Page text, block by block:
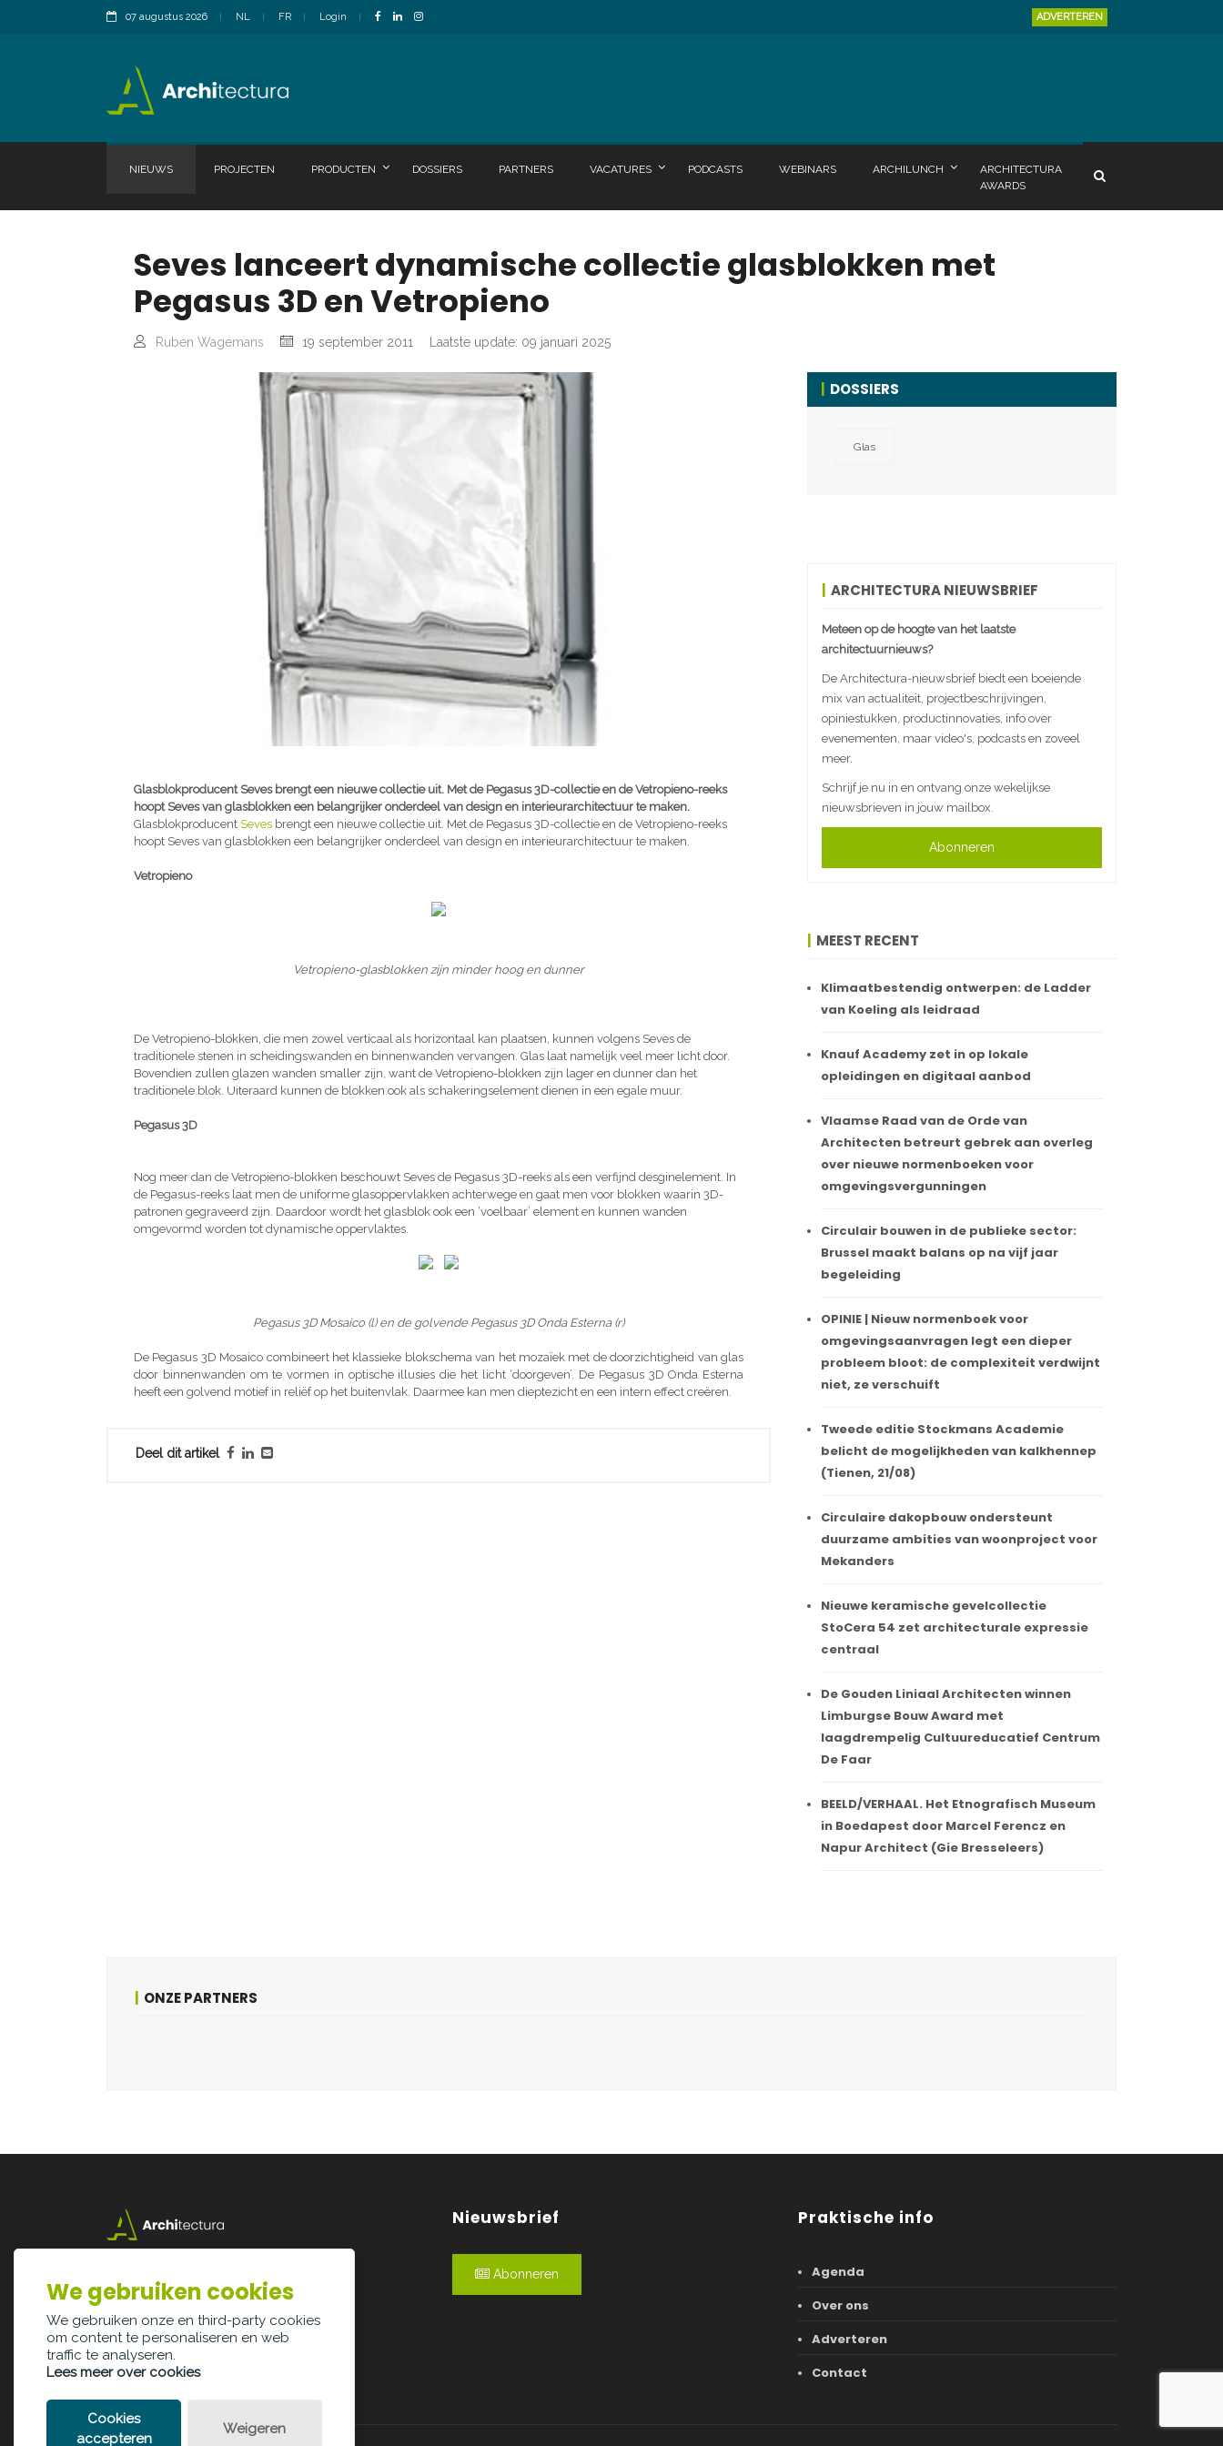
07 augustus 2026 NL FR Login ADVERTEREN
NIEUWS PROJECTEN PRODUCTEN DOSSIERS PARTNERS VACATURES PODCASTS WEBINARS ARCHILUNCH
ARCHITECTURA
AWARDS
Seves lanceert dynamische collectie glasblokken met
Pegasus 3D en Vetropieno
Ruben Wagemans 19 september 2011 Laatste update: 09 januari 2025
Glasblokproducent Seves brengt een nieuwe collectie uit. Met de Pegasus 3D-collectie en de Vetropieno-reeks
hoopt Seves van glasblokken een belangrijker onderdeel van design en interieurarchitectuur te maken.
Glasblokproducent Seves brengt een nieuwe collectie uit. Met de Pegasus 3D-collectie en de Vetropieno-reeks
hoopt Seves van glasblokken een belangrijker onderdeel van design en interieurarchitectuur te maken.
Vetropieno
Vetropieno-glasblokken zijn minder hoog en dunner
De Vetropieno-blokken, die men zowel verticaal als horizontaal kan plaatsen, kunnen volgens Seves de
traditionele stenen in scheidingswanden en binnenwanden vervangen. Glas laat namelijk veel meer licht door.
Bovendien zullen glazen wanden smaller zijn, want de Vetropieno-blokken zijn lager en dunner dan het
traditionele blok. Uiteraard kunnen de blokken ook als schakeringselement dienen in een egale muur.
Pegasus 3D
Nog meer dan de Vetropieno-blokken beschouwt Seves de Pegasus 3D-reeks als een verfijnd desginelement. In
de Pegasus-reeks laat men de uniforme glasoppervlakken achterwege en gaat men voor blokken waarin 3D-
patronen gegraveerd zijn. Daardoor wordt het glasblok ook een ‘voelbaar’ element en kunnen wanden
omgevormd worden tot dynamische oppervlaktes.
Pegasus 3D Mosaico (l) en de golvende Pegasus 3D Onda Esterna (r)
De Pegasus 3D Mosaico combineert het klassieke blokschema van het mozaïek met de doorzichtigheid van glas
door binnenwanden om te vormen in optische illusies die het licht ‘doorgeven’. De Pegasus 3D Onda Esterna
heeft een golvend motief in reliëf op het buitenvlak. Daarmee kan men dieptezicht en een intern effect creëren.
Deel dit artikel
DOSSIERS
Glas
ARCHITECTURA NIEUWSBRIEF
Meteen op de hoogte van het laatste
architectuurnieuws?
De Architectura-nieuwsbrief biedt een boeiende
mix van actualiteit, projectbeschrijvingen,
opiniestukken, productinnovaties, info over
evenementen, maar video's, podcasts en zoveel
meer.
Schrijf je nu in en ontvang onze wekelijkse
nieuwsbrieven in jouw mailbox.
Abonneren
MEEST RECENT
Klimaatbestendig ontwerpen: de Ladder
van Koeling als leidraad
Knauf Academy zet in op lokale
opleidingen en digitaal aanbod
Vlaamse Raad van de Orde van
Architecten betreurt gebrek aan overleg
over nieuwe normenboeken voor
omgevingsvergunningen
Circulair bouwen in de publieke sector:
Brussel maakt balans op na vijf jaar
begeleiding
OPINIE | Nieuw normenboek voor
omgevingsaanvragen legt een dieper
probleem bloot: de complexiteit verdwijnt
niet, ze verschuift
Tweede editie Stockmans Academie
belicht de mogelijkheden van kalkhennep
(Tienen, 21/08)
Circulaire dakopbouw ondersteunt
duurzame ambities van woonproject voor
Mekanders
Nieuwe keramische gevelcollectie
StoCera 54 zet architecturale expressie
centraal
De Gouden Liniaal Architecten winnen
Limburgse Bouw Award met
laagdrempelig Cultuureducatief Centrum
De Faar
BEELD/VERHAAL. Het Etnografisch Museum
in Boedapest door Marcel Ferencz en
Napur Architect (Gie Bresseleers)
ONZE PARTNERS
3500 Hasselt
info@architectura.be
Nieuwsbrief
Abonneren
Praktische info
Agenda
Over ons
Adverteren
Contact
We gebruiken cookies
We gebruiken onze en third-party cookies
om content te personaliseren en web
traffic te analyseren.
Lees meer over cookies
Cookies
accepteren
Weigeren